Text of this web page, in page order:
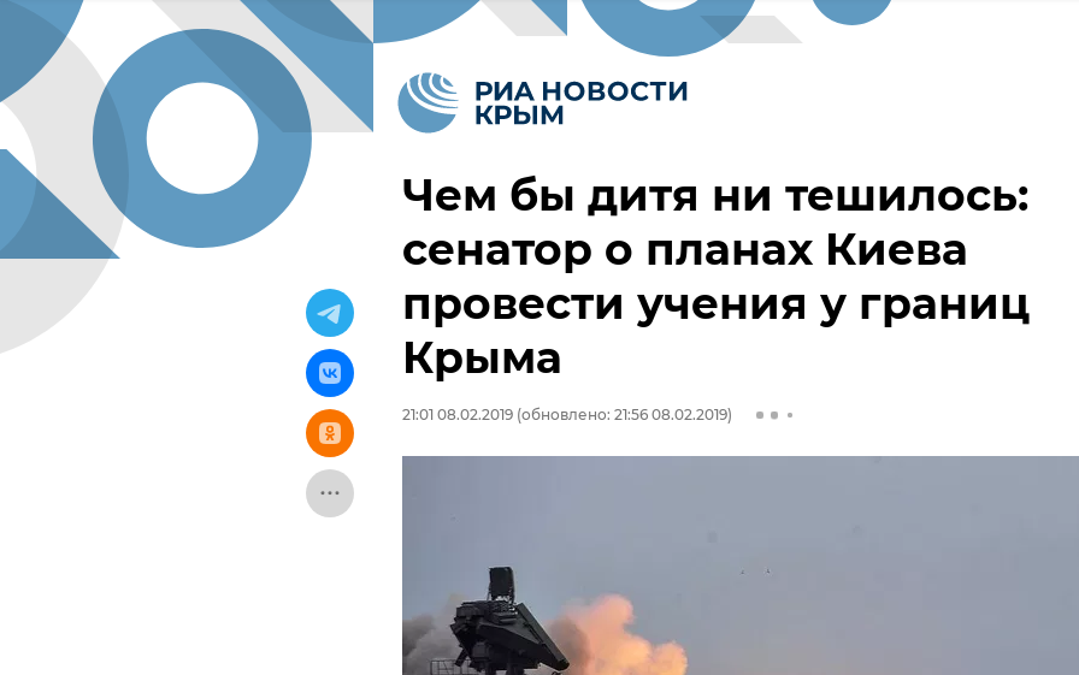
Чем бы дитя ни тешилось:
сенатор о планах Киева
провести учения у границ
Крыма
21:01 08.02.2019 (обновлено: 21:56 08.02.2019)